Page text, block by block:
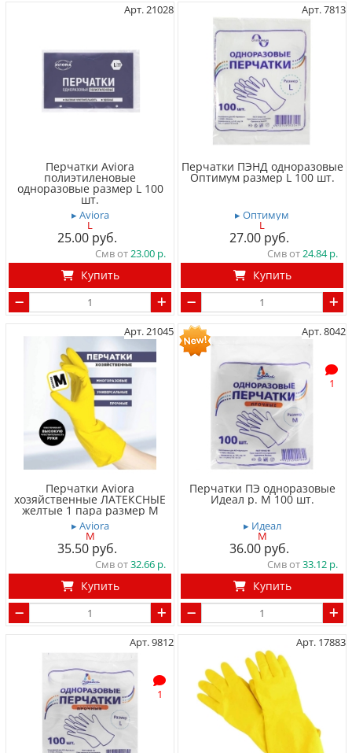
Арт. 21028
Перчатки Aviora
полиэтиленовые
одноразовые размер L 100
шт.
▸ Aviora
L
25.00
Смв от23.00
Купить
Арт. 7813
Перчатки ПЭНД одноразовые
Оптимум размер L 100 шт.
▸ Оптимум
L
27.00
Смв от24.84
Купить
Арт. 21045
Перчатки Aviora
хозяйственные ЛАТЕКСНЫЕ
желтые 1 пара размер M
▸ Aviora
M
35.50
Смв от32.66
Купить
Арт. 8042
1
Перчатки ПЭ одноразовые
Идеал р. M 100 шт.
▸ Идеал
M
36.00
Смв от33.12
Купить
Арт. 9812
1
Арт. 17883